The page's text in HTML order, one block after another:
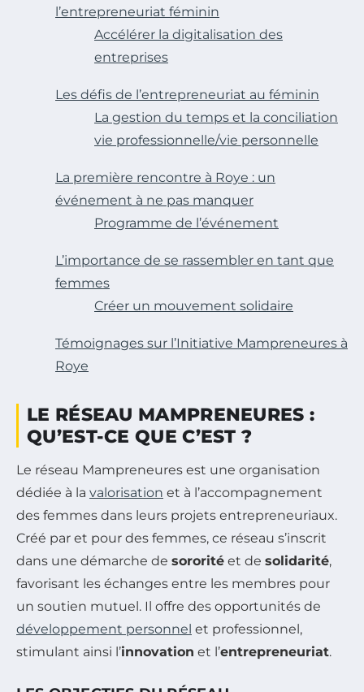
l’entrepreneuriat féminin
Accélérer la digitalisation des
entreprises
Les défis de l’entrepreneuriat au féminin
La gestion du temps et la conciliation
vie professionnelle/vie personnelle
La première rencontre à Roye : un
événement à ne pas manquer
Programme de l’événement
L’importance de se rassembler en tant que
femmes
Créer un mouvement solidaire
Témoignages sur l’Initiative Mampreneures à
Roye
LE RÉSEAU MAMPRENEURES :
QU’EST-CE QUE C’EST ?
Le réseau Mampreneures est une organisation
dédiée à la valorisation et à l’accompagnement
des femmes dans leurs projets entrepreneuriaux.
Créé par et pour des femmes, ce réseau s’inscrit
dans une démarche de sororité et de solidarité,
favorisant les échanges entre les membres pour
un soutien mutuel. Il offre des opportunités de
développement personnel et professionnel,
stimulant ainsi l’innovation et l’entrepreneuriat.